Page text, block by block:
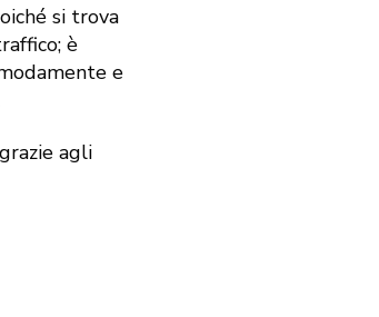
si trova
è
e
agli